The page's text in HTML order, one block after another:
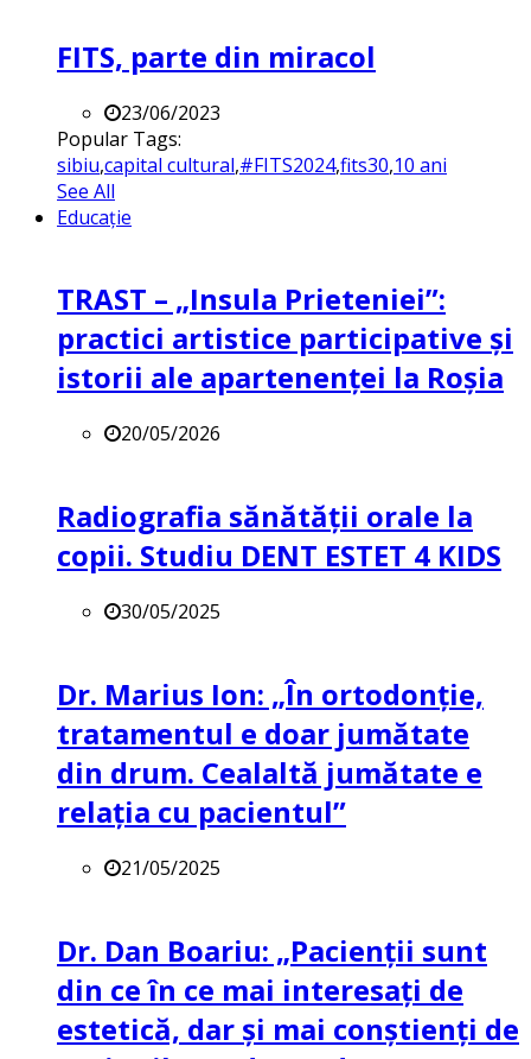
FITS, parte din miracol
23/06/2023
Popular Tags:
sibiu,capital cultural,#FITS2024,fits30,10 ani
See All
Educație
TRAST – „Insula Prieteniei”:
practici artistice participative și
istorii ale apartenenței la Roșia
20/05/2026
Radiografia sănătății orale la
copii. Studiu DENT ESTET 4 KIDS
30/05/2025
Dr. Marius Ion: „În ortodonție,
tratamentul e doar jumătate
din drum. Cealaltă jumătate e
relația cu pacientul”
21/05/2025
Dr. Dan Boariu: „Pacienții sunt
din ce în ce mai interesați de
estetică, dar și mai conștienți de